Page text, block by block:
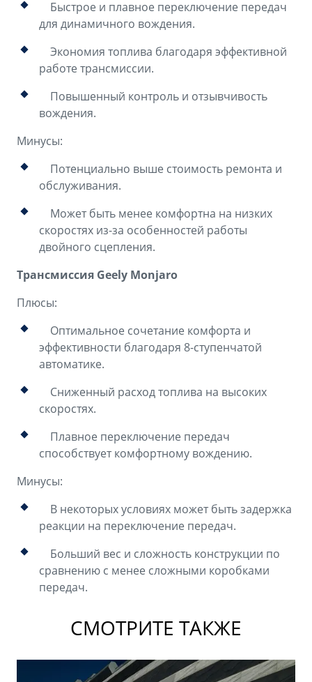
Быстрое и плавное переключение передач
для динамичного вождения.
Экономия топлива благодаря эффективной
работе трансмиссии.
Повышенный контроль и отзывчивость
вождения.
Минусы:
Потенциально выше стоимость ремонта и
обслуживания.
Может быть менее комфортна на низких
скоростях из-за особенностей работы
двойного сцепления.
Трансмиссия Geely Monjaro
Плюсы:
Оптимальное сочетание комфорта и
эффективности благодаря 8-ступенчатой
автоматике.
Сниженный расход топлива на высоких
скоростях.
Плавное переключение передач
способствует комфортному вождению.
Минусы:
В некоторых условиях может быть задержка
реакции на переключение передач.
Больший вес и сложность конструкции по
сравнению с менее сложными коробками
передач.
СМОТРИТЕ ТАКЖЕ